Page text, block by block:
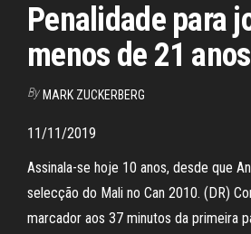
Penalidade para
menos de 21 anos
By MARK ZUCKERBERG
11/11/2019
Assinala-se hoje 10 anos, desde que
selecção do Mali no Can 2010. (DR)
marcador aos 37 minutos da primeira